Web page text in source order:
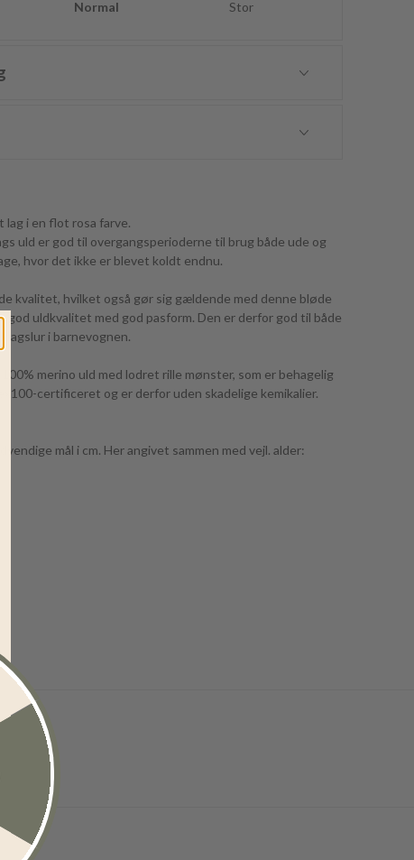
Normal Stor
lag i en flot rosa farve.
uld er god til overgangsperioderne til brug både ude og
hvor det ikke er blevet koldt endnu.
kvalitet, hvilket også gør sig gældende med denne bløde
god uldkvalitet med god pasform. Den er derfor god til både
i barnevognen.
merino uld med lodret rille mønster, som er behagelig
certificeret og er derfor uden skadelige kemikalier.
mål i cm. Her angivet sammen med vejl. alder: